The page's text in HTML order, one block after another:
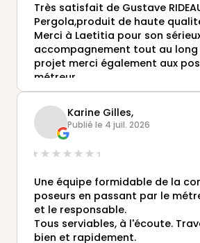
Très satisfait de Gustave
Pergola,produit de haute
Merci à Laetitia pour son
accompagnement tout au
projet merci également aux
métreur.
Je recommande vivement
Karine Gilles,
Publié le 4 juil. 2026
Une équipe formidable de la
poseurs en passant par le
et le responsable.
Tous serviables, à l'écoute.
bien et rapidement.